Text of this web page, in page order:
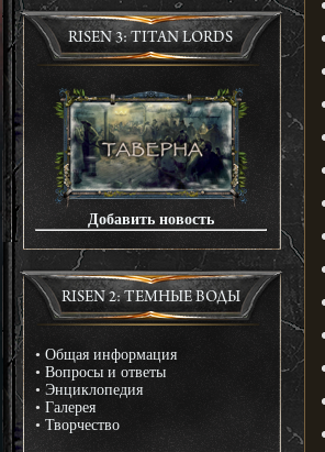
RISEN 3: TITAN LORDS
Добавить новость
RISEN 2: ТЕМНЫЕ ВОДЫ
• Общая информация
• Вопросы и ответы
• Энциклопедия
• Галерея
• Творчество